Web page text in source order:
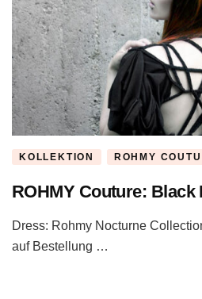
KOLLEKTION ROHMY
ROHMY Couture: Black
Dress: Rohmy Nocturne
auf Bestellung …